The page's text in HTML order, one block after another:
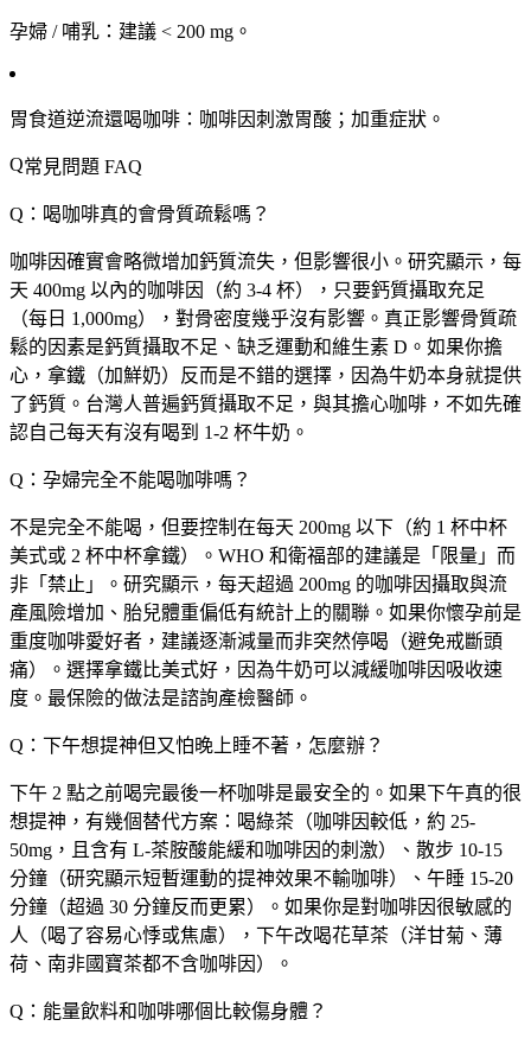
孕婦 / 哺乳 ：建議 < 200 mg。
胃食道逆流還喝咖啡 ：咖啡因刺激胃酸；加重症狀。
常見問題 FAQ
Q：喝咖啡真的會骨質疏鬆嗎？
咖啡因確實會略微增加鈣質流失，但影響很小。研究顯示，每
天 400mg 以內的咖啡因（約 3-4 杯），只要鈣質攝取充足
（每日 1,000mg），對骨密度幾乎沒有影響。真正影響骨質疏
鬆的因素是鈣質攝取不足、缺乏運動和維生素 D。如果你擔
心，拿鐵（加鮮奶）反而是不錯的選擇，因為牛奶本身就提供
了鈣質。台灣人普遍鈣質攝取不足，與其擔心咖啡，不如先確
認自己每天有沒有喝到 1-2 杯牛奶。
Q：孕婦完全不能喝咖啡嗎？
不是完全不能喝，但要控制在每天 200mg 以下（約 1 杯中杯
美式或 2 杯中杯拿鐵）。WHO 和衛福部的建議是「限量」而
非「禁止」。研究顯示，每天超過 200mg 的咖啡因攝取與流
產風險增加、胎兒體重偏低有統計上的關聯。如果你懷孕前是
重度咖啡愛好者，建議逐漸減量而非突然停喝（避免戒斷頭
痛）。選擇拿鐵比美式好，因為牛奶可以減緩咖啡因吸收速
度。最保險的做法是諮詢產檢醫師。
Q：下午想提神但又怕晚上睡不著，怎麼辦？
下午 2 點之前喝完最後一杯咖啡是最安全的。如果下午真的很
想提神，有幾個替代方案：喝綠茶（咖啡因較低，約 25-
50mg，且含有 L-茶胺酸能緩和咖啡因的刺激）、散步 10-15
分鐘（研究顯示短暫運動的提神效果不輸咖啡）、午睡 15-20
分鐘（超過 30 分鐘反而更累）。如果你是對咖啡因很敏感的
人（喝了容易心悸或焦慮），下午改喝花草茶（洋甘菊、薄
荷、南非國寶茶都不含咖啡因）。
Q：能量飲料和咖啡哪個比較傷身體？